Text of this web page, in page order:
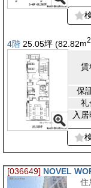
4階 25.05坪 (82.82m2
賃
保
礼
入
[036649] NOVEL
住